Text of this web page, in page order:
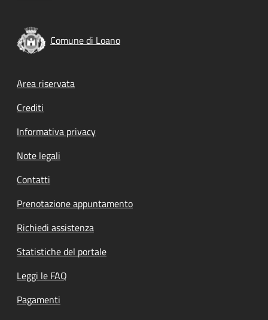
Comune di Loano
Footer menu
Area riservata
Crediti
Informativa privacy
Note legali
Contatti
Prenotazione appuntamento
Richiedi assistenza
Statistiche del portale
Leggi le FAQ
Pagamenti